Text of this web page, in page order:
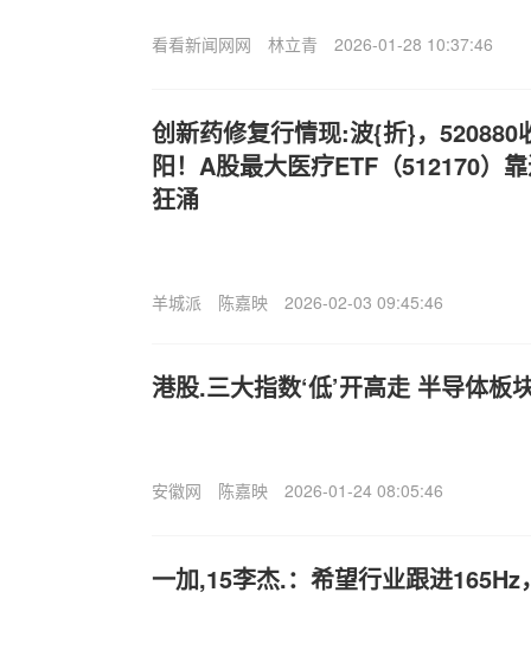
看看新闻网网 林立青 2026-01-28 10:37:46
创新药修复行情现:波{折}，520880
阳！A股最大医疗ETF（512170）
狂涌
羊城派 陈嘉映 2026-02-03 09:45:46
港股.三大指数‘低’开高走 半导体板
安徽网 陈嘉映 2026-01-24 08:05:46
一加,15李杰.：希望行业跟进165Hz